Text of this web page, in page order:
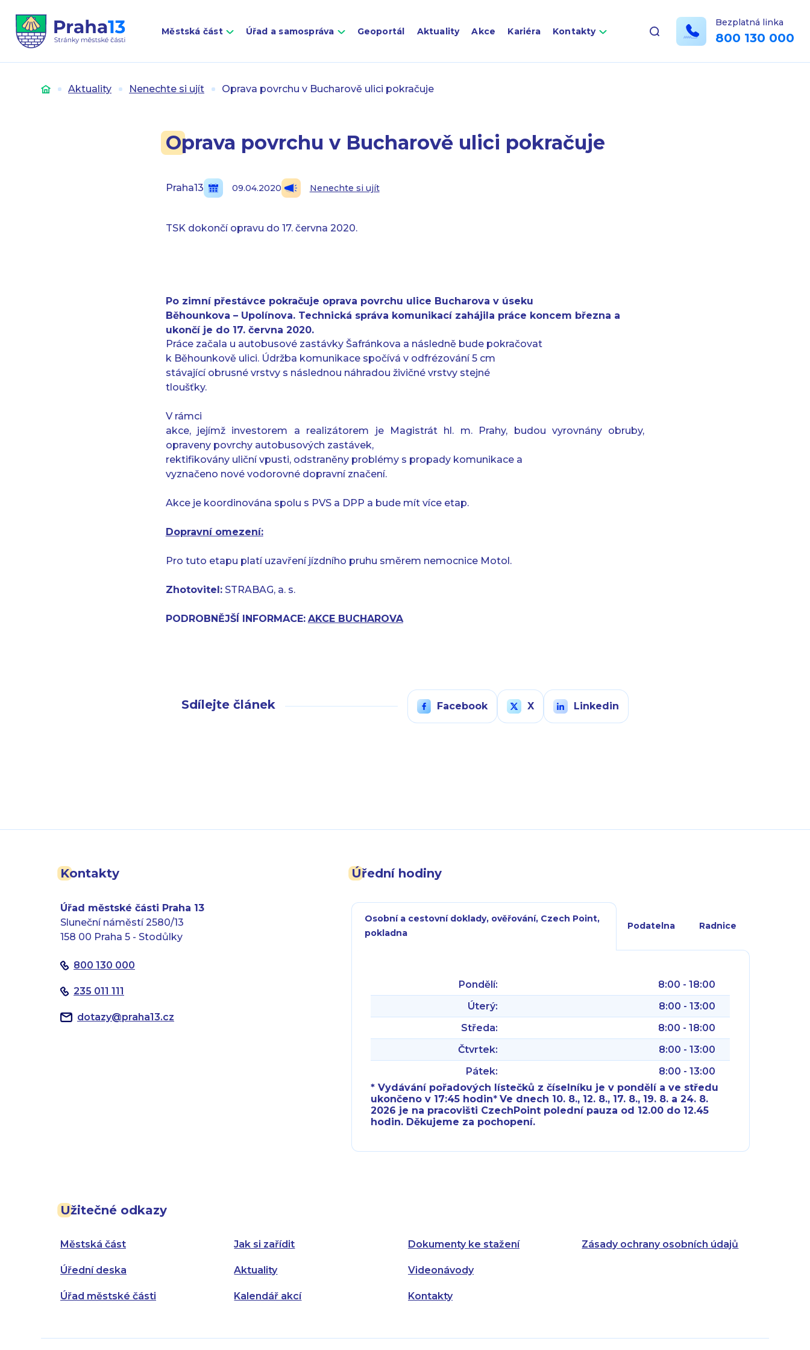
Městská část Úřad a samospráva Geoportál Aktuality Akce Kariéra Kontakty
Bezplatná linka
800 130 000
Úvod Aktuality Nenechte si ujít Oprava povrchu v Bucharově ulici pokračuje
Oprava povrchu v Bucharově ulici pokračuje
Praha13 09.04.2020 Nenechte si ujít
TSK dokončí opravu do 17. června 2020.
Po zimní přestávce pokračuje oprava povrchu ulice Bucharova v úseku
Běhounkova – Upolínova. Technická správa komunikací zahájila práce koncem března a
ukončí je do 17. června 2020.
Práce začala u autobusové zastávky Šafránkova a následně bude pokračovat
k Běhounkově ulici. Údržba komunikace spočívá v odfrézování 5 cm
stávající obrusné vrstvy s následnou náhradou živičné vrstvy stejné
tloušťky.
V rámci
akce, jejímž investorem a realizátorem je Magistrát hl. m. Prahy, budou vyrovnány obruby,
opraveny povrchy autobusových zastávek,
rektifikovány uliční vpusti, odstraněny problémy s propady komunikace a
vyznačeno nové vodorovné dopravní značení.
Akce je koordinována spolu s PVS a DPP a bude mít více etap.
Dopravní omezení:
Pro tuto etapu platí uzavření jízdního pruhu směrem nemocnice Motol.
Zhotovitel:STRABAG, a. s.
PODROBNĚJŠÍ INFORMACE: AKCE BUCHAROVA
Sdílejte článek Facebook X Linkedin
Kontakty
Úřad městské části Praha 13
Sluneční náměstí 2580/13
158 00 Praha 5 - Stodůlky
800 130 000
235 011 111
dotazy@praha13.cz
Užitečné odkazy
Městská část
Úřední deska
Úřad městské části
Jak si zařídit
Aktuality
Kalendář akcí
Dokumenty ke stažení
Videonávody
Kontakty
Zásady ochrany osobních údajů
Úřední hodiny
Osobní a cestovní doklady, ověřování, Czech Point,
pokladna
Podatelna Radnice
Pondělí:
8:00 - 18:00
Úterý:
8:00 - 13:00
Středa:
8:00 - 18:00
Čtvrtek:
8:00 - 13:00
Pátek:
8:00 - 13:00
* Vydávání pořadových lístečků z číselníku je v pondělí a ve středu
ukončeno v 17:45 hodin*Ve dnech 10. 8., 12. 8., 17. 8., 19. 8. a 24. 8.
2026 je na pracovišti CzechPoint polední pauza od 12.00 do 12.45
hodin. Děkujeme za pochopení.
Pátek:
8:00 - 14:30